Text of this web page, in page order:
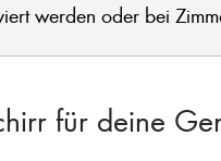
werden oder bei
für deine